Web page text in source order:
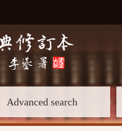
Advanced search